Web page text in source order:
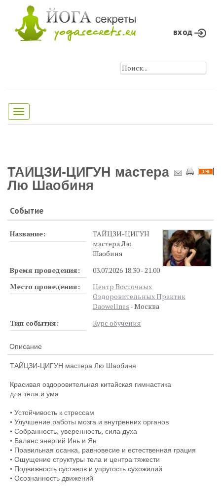
вход
Toggle
navigation
ТАЙЦЗИ-ЦИГУН мастера
Лю Шаобиня
Событие
Название:
ТАЙЦЗИ-ЦИГУН
мастера Лю
Шаобиня
Время проведения:
03.07.2026 18.30 - 21.00
Место проведения:
Центр Восточных
Оздоровительных Практик
Daowellnes - Москва
Тип события:
Курс обучения
Описание
ТАЙЦЗИ-ЦИГУН мастера Лю Шаобиня
Красивая оздоровительная китайская гимнастика
для тела и ума
• Устойчивость к стрессам
• Улучшение работы мозга и внутренних органов
• Собранность, уверенность, сила духа
• Баланс энергий Инь и Ян
• Правильная осанка, равновесие и естественная грация
• Ощущение структуры тела и центра тяжести
• Подвижность суставов и упругость сухожилий
• Осознанность движений